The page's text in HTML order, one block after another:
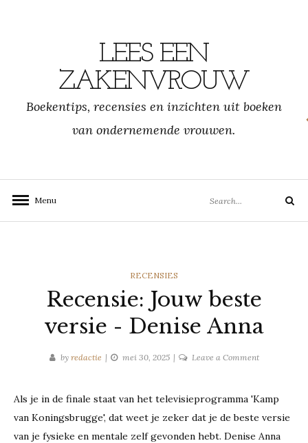
LEES EEN
ZAKENVROUW
Boekentips, recensies en inzichten uit boeken
van ondernemende vrouwen.
Menu
for:
Search
CATEGORIES
RECENSIES
Recensie: Jouw beste
versie - Denise Anna
by redactie mei 30, 2025 Leave a Commenton
beste
versie
-
Als je in de finale staat van het televisieprogramma 'Kamp
van Koningsbrugge', dat weet je zeker dat je de beste versie
van je fysieke en mentale zelf gevonden hebt. Denise Anna